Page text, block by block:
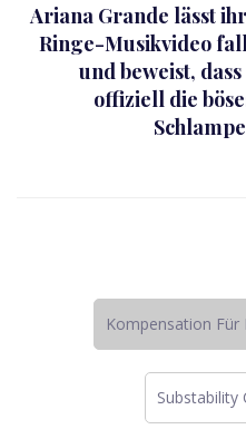
Ariana Grande lässt
Ringe-Musikvideo
und beweist, dass
offiziell die
Kompensation Für
Substability